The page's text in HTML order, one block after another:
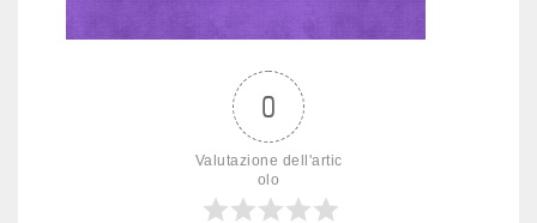
0
Valutazione dell'artic
olo